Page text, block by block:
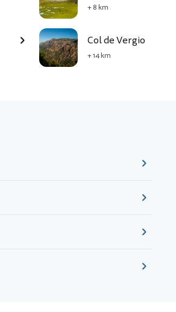
+ 8 km
Col de Vergio
+ 14 km